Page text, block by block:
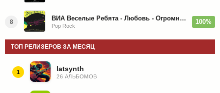
8 ВИА Веселые Ребята - Любовь - Огромная Страна - 1974/2026
Pop Rock
100%
ТОП РЕЛИЗЕРОВ ЗА МЕСЯЦ
1 latsynth
26 АЛЬБОМОВ